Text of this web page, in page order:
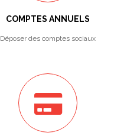
COMPTES ANNUELS
Déposer des comptes sociaux